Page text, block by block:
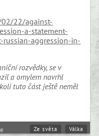
22/against-
a-statement-
russian-aggression-in-
rozvědky, se v
a omylem navrhl
tuto část ještě neměl
Ze světa Válka